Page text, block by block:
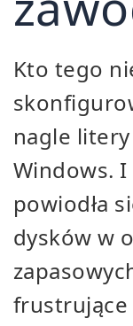
Kto tego
nagle
Windows. I
powiodła
dysków w
frustrujące